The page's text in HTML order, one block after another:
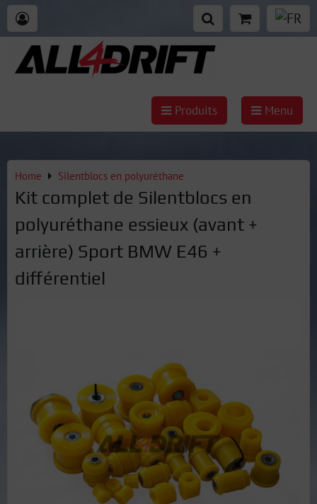
Produits Menu
Home Silentblocs en polyuréthane
Kit complet de Silentblocs en
polyuréthane essieux (avant +
arrière) Sport BMW E46 +
différentiel